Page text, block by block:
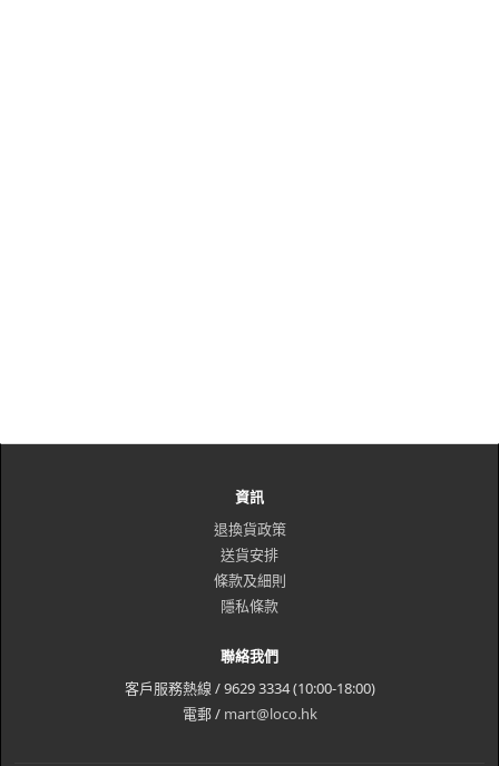
資訊
退換貨政策
送貨安排
條款及細則
隱私條款
聯絡我們
客戶服務熱線 / 9629 3334 (10:00-18:00)
電郵 / mart@loco.hk